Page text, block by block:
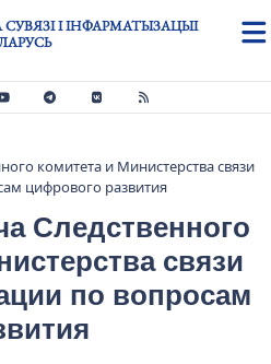
І ІНФАРМАТЫЗАЦЫІ
комитета и Министерства связи
цифрового развития
Следственного
связи
по вопросам